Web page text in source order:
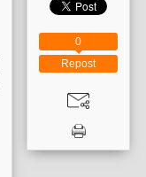
Repost
0